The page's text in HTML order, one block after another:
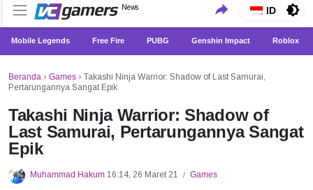
VCGamers News
News
Dapatkan Berita Games Terbaru Hanya di VCGamers
ID
Mobile Legends Free Fire PUBG Genshin Impact Roblox
Beranda › Games › Takashi Ninja Warrior: Shadow of Last Samurai,
Pertarungannya Sangat Epik
Takashi Ninja Warrior: Shadow of
Last Samurai, Pertarungannya Sangat
Epik
Muhammad Hakum 16:14, 26 Maret 21 / Games